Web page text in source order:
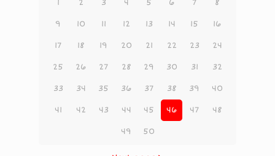
1 2 3 4 5 6 7 8
9 10 11 12 13 14 15 16
17 18 19 20 21 22 23 24
25 26 27 28 29 30 31 32
33 34 35 36 37 38 39 40
41 42 43 44 45 46 47 48
49 50